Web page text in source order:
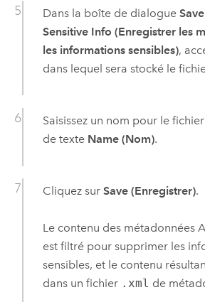
Dans la boîte de dialogue
Sensitive Info (Enregistrer les
les informations sensibles),
dans lequel sera stocké le
Saisissez un nom pour le
de texte Name (Nom).
Cliquez sur Save (Enregistrer).
Le contenu des métadonnées
est filtré pour supprimer les
sensibles, et le contenu
dans un fichier .xml de